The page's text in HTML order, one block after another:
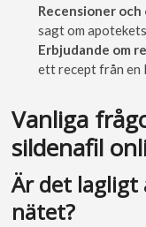
Recensioner och
sagt om
Erbjudande om
ett recept från en
Vanliga
sildenafil
Är det lagligt
nätet?